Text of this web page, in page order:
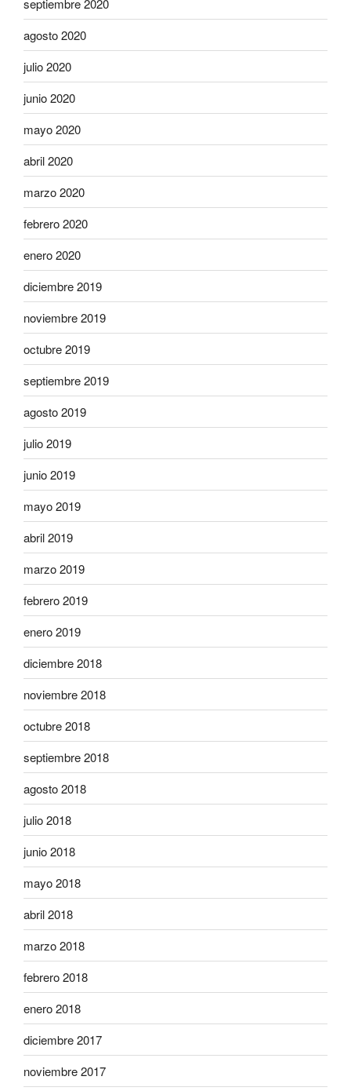
septiembre 2020
agosto 2020
julio 2020
junio 2020
mayo 2020
abril 2020
marzo 2020
febrero 2020
enero 2020
diciembre 2019
noviembre 2019
octubre 2019
septiembre 2019
agosto 2019
julio 2019
junio 2019
mayo 2019
abril 2019
marzo 2019
febrero 2019
enero 2019
diciembre 2018
noviembre 2018
octubre 2018
septiembre 2018
agosto 2018
julio 2018
junio 2018
mayo 2018
abril 2018
marzo 2018
febrero 2018
enero 2018
diciembre 2017
noviembre 2017